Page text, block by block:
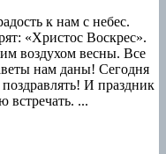
к
нам
идет
к нам с небес.
«Христос Воскрес».
воздухом весны. Все
нам даны! Сегодня
И праздник
встречать. ...